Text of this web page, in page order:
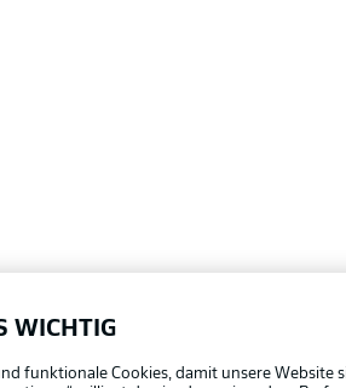
WICHTIG
funktionale Cookies, damit unsere Website